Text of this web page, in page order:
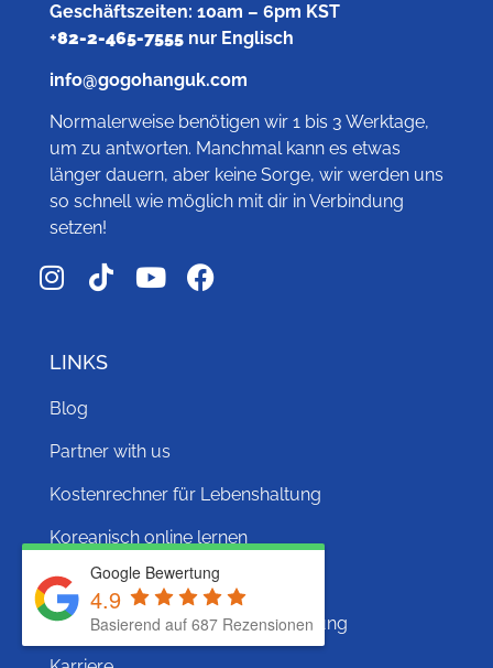
Google Bewertung
4.9
Basierend auf 687 Rezensionen
Geschäftszeiten: 10am – 6pm KST
+82-2-465-7555nur Englisch
info@gogohanguk.com
Normalerweise benötigen wir 1 bis 3 Werktage,
um zu antworten. Manchmal kann es etwas
länger dauern, aber keine Sorge, wir werden uns
so schnell wie möglich mit dir in Verbindung
setzen!
LINKS
Blog
Partner with us
Kostenrechner für Lebenshaltung
Koreanisch online lernen
Hangul Quest
Gesundheits- und Reiseversicherung